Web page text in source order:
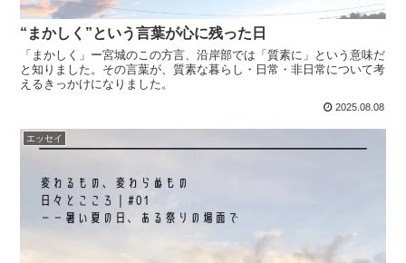
“まかしく”という言葉が心に残った日
「まかしく」ー宮城のこの方言、沿岸部では「質素に」という意味だ
と知りました。その言葉が、質素な暮らし・日常・非日常について考
えるきっかけになりました。
2025.08.08
エッセイ